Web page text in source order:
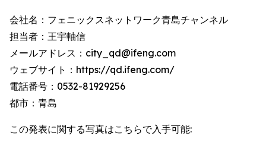
会社名：フェニックスネットワーク青島チャンネル
担当者：王宇軸信
メールアドレス：city_qd@ifeng.com
ウェブサイト：https://qd.ifeng.com/
電話番号：0532-81929256
都市：青島
この発表に関する写真はこちらで入手可能: